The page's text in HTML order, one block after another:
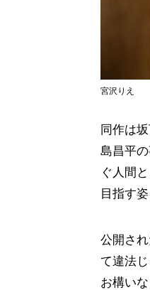
宮沢りえ
同作は
島昌平
ぐ人間
目指す
公開さ
て違法
お構い